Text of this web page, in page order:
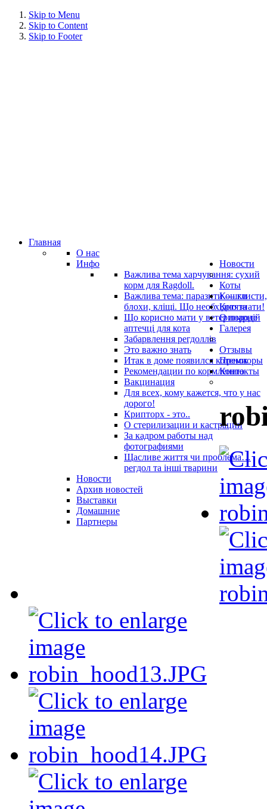
Skip to Menu
Skip to Content
Skip to Footer
Главная
О нас
Инфо
Важлива тема харчування: сухий
корм для Ragdoll.
Важлива тема: паразити — глисти,
блохи, кліщі. Що необхідно знати!
Що корисно мати у ветеринарнiй
аптечцi для кота
Забарвлення регдоллів
Это важно знать
Итак в доме появился котенок
Рекомендации по кормлению
Вакцинация
Для всех, кому кажется, что у нас
дорого!
Крипторх - это..
О стерилизации и кастрации
За кадром работы над
фотографиями
Щасливе життя чи проблема…
регдол та інші тварини
Новости
Новости
Архив новостей
Коты
Кошки
Котята
О породе
Галерея
Выставки
Домашние
Отзывы
Премиоры
Контакты
Партнеры